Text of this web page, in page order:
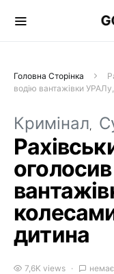
Головна Сторінка
водію вантажівки
Кримінал
дитина
7,6K views